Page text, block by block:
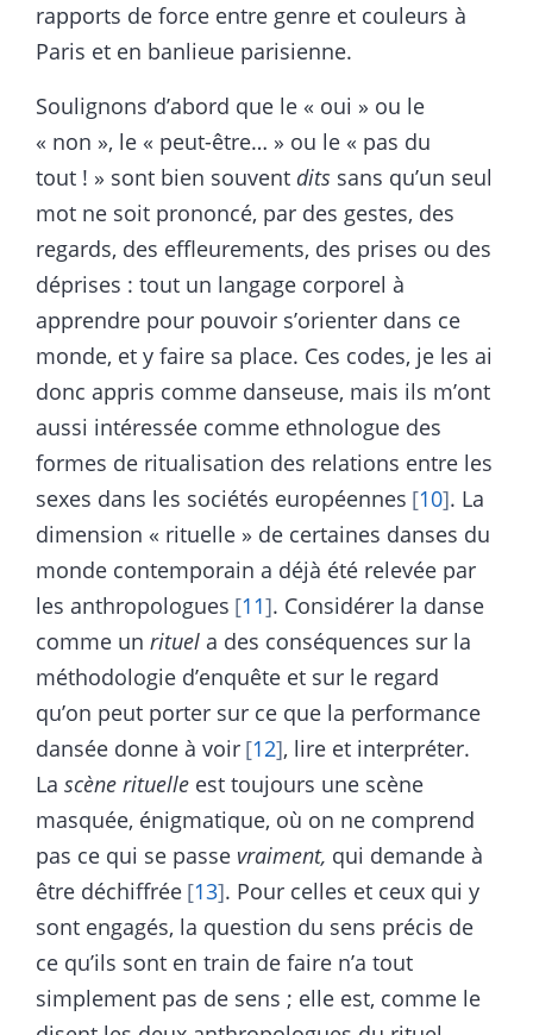
rapports de force entre genre et couleurs à
Paris et en banlieue parisienne.
Soulignons d’abord que le « oui » ou le
« non », le « peut-être… » ou le « pas du
tout ! » sont bien souvent dits sans qu’un seul
mot ne soit prononcé, par des gestes, des
regards, des effleurements, des prises ou des
déprises : tout un langage corporel à
apprendre pour pouvoir s’orienter dans ce
monde, et y faire sa place. Ces codes, je les ai
donc appris comme danseuse, mais ils m’ont
aussi intéressée comme ethnologue des
formes de ritualisation des relations entre les
sexes dans les sociétés européennes 10 . La
dimension « rituelle » de certaines danses du
monde contemporain a déjà été relevée par
les anthropologues 11 . Considérer la danse
comme un rituel a des conséquences sur la
méthodologie d’enquête et sur le regard
qu’on peut porter sur ce que la performance
dansée donne à voir 12 , lire et interpréter.
La scène rituelle est toujours une scène
masquée, énigmatique, où on ne comprend
pas ce qui se passe vraiment, qui demande à
être déchiffrée 13 . Pour celles et ceux qui y
sont engagés, la question du sens précis de
ce qu’ils sont en train de faire n’a tout
simplement pas de sens ; elle est, comme le